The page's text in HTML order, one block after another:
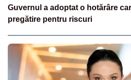
Guvernul a adoptat o hotărâre
pregătire pentru riscuri